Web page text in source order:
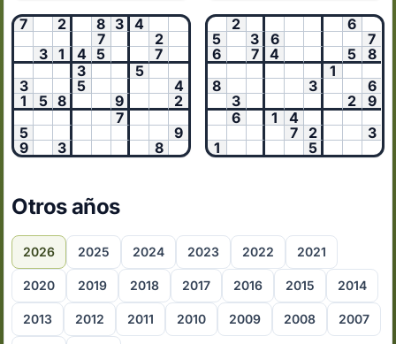
7
2 8 3
4
7
2
3
1 4 5
7
3
5
3
5
4
1
5 8 9
2
7
5
9
9
3 8
2
6
5
3 6
7
6
7 4 5
8
1
8
3
6
3
2
9
6
1
4
7
2
3
1
5
Otros años
2026 2025 2024 2023 2022 2021
2020 2019 2018 2017 2016 2015 2014
2013 2012 2011 2010 2009 2008 2007